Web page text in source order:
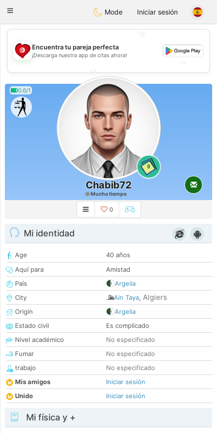
Tunisia Dating
Toggle
Mode Iniciar sesión
💖
💕
Encuentra tu pareja perfecta
¡Descarga nuestra app de citas ahora!
0.6/1
0
Chabib72
Mucho tiempo
0
Mi identidad
Age
40 años
Aquí para
Amistad
País
Argelia
City
Ain Taya, Algiers
Origin
Argelia
Estado civil
Es complicado
Nivel académico
No especificado
Fumar
No especificado
trabajo
No especificado
Mis amigos
Iniciar sesión
Unido
Iniciar sesión
Mi física y +